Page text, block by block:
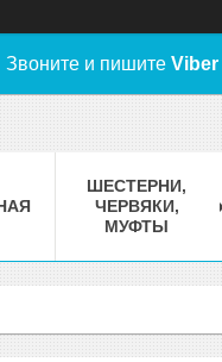
Звоните и пишите Viber
ШЕСТЕРНИ,
ЧЕРВЯКИ,
МУФТЫ